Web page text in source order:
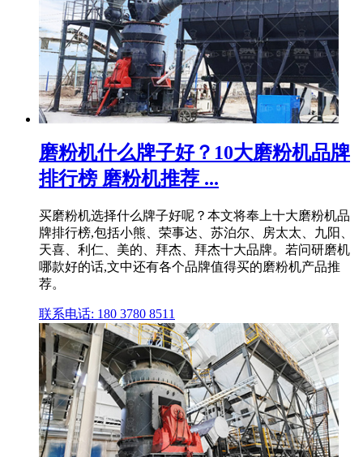
磨粉机什么牌子好？10大磨粉机品牌
排行榜 磨粉机推荐 ...
买磨粉机选择什么牌子好呢？本文将奉上十大磨粉机品
牌排行榜,包括小熊、荣事达、苏泊尔、房太太、九阳、
天喜、利仁、美的、拜杰、拜杰十大品牌。若问研磨机
哪款好的话,文中还有各个品牌值得买的磨粉机产品推
荐。
联系电话: 180 3780 8511